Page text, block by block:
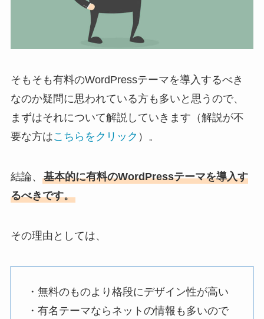
そもそも有料のWordPressテーマを導入するべき
なのか疑問に思われている方も多いと思うので、
まずはそれについて解説していきます（解説が不
要な方はこちらをクリック ）。
結論、 基本的に有料のWordPressテーマを導入す
るべきです。
その理由としては、
・無料のものより格段にデザイン性が高い
・有名テーマならネットの情報も多いので